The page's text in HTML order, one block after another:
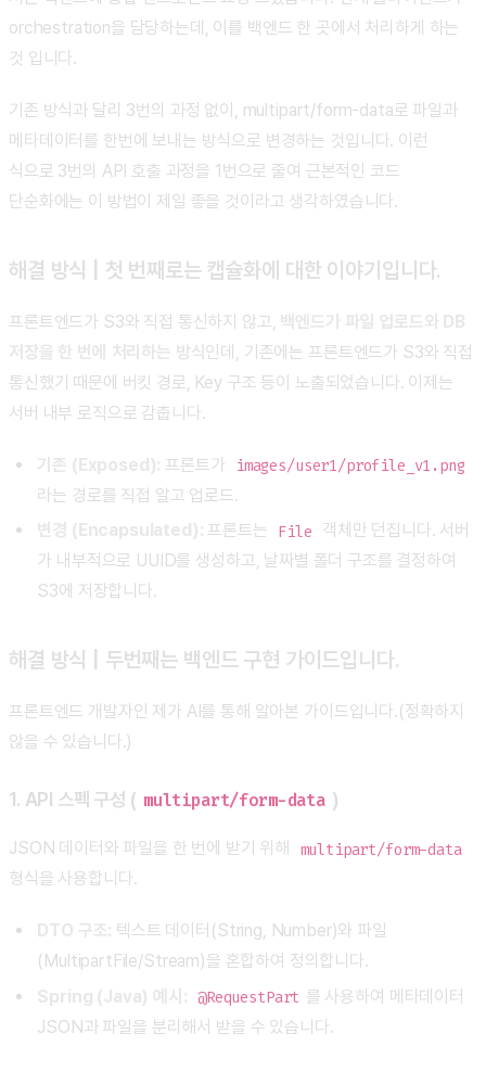
orchestration을 담당하는데, 이를 백엔드 한 곳에서 처리하게 하는
것 입니다.
기존 방식과 달리 3번의 과정 없이, multipart/form-data로 파일과
메타데이터를 한번에 보내는 방식으로 변경하는 것입니다. 이런
식으로 3번의 API 호출 과정을 1번으로 줄여 근본적인 코드
단순화에는 이 방법이 제일 좋을 것이라고 생각하였습니다.
해결 방식 | 첫 번째로는 캡슐화에 대한 이야기입니다.
프론트엔드가 S3와 직접 통신하지 않고,
인데, 기존에는 프론트엔드가 S3와 직접
통신했기 때문에 버킷 경로, Key 구조 등이 노출되었습니다. 이제는
서버 내부 로직으로 감춥니다.
프론트가
images/user1/profile_v1.png
라는 경로를 직접 알고 업로드.
프론트는 File 객체만 던집니다. 서버
가 내부적으로 UUID를 생성하고, 날짜별 폴더 구조를 결정하여
S3에 저장합니다.
해결 방식 | 두번째는 백엔드 구현 가이드입니다.
프론트엔드 개발자인 제가 AI를 통해 알아본 가이드입니다.(정확하지
않을 수 있습니다.)
1. API 스펙 구성 ( multipart/form-data )
JSON 데이터와 파일을 한 번에 받기 위해
multipart/form-data
형식을 사용합니다.
텍스트 데이터(String, Number)와 파일
(MultipartFile/Stream)을 혼합하여 정의합니다.
@RequestPart 를 사용하여 메타데이터
JSON과 파일을 분리해서 받을 수 있습니다.